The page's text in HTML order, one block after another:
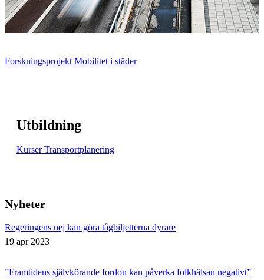
Forskningsprojekt Mobilitet i städer
Utbildning
Kurser Transportplanering
Nyheter
Regeringens nej kan göra tågbiljetterna dyrare
19 apr 2023
”Framtidens självkörande fordon kan påverka folkhälsan negativt”